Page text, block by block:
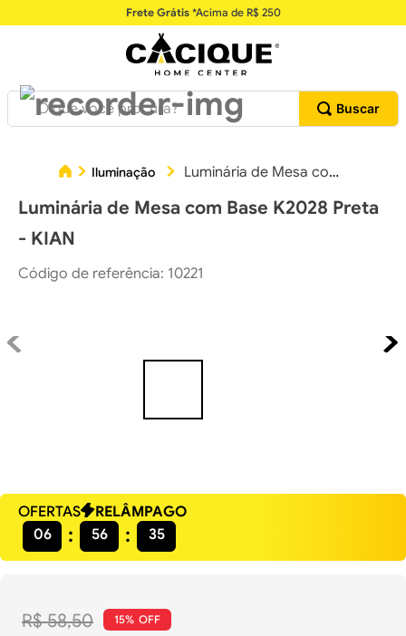
Frete Grátis*Acima de R$ 250
O que você procura?
Iluminação Luminária de Mesa com Base K2028 Preta - KIAN
Luminária de Mesa com Base K2028 Preta
- KIAN
Código de referência: 10221
OFERTAS
RELÂMPAGO
06
56 34
R$ 58,50 15%